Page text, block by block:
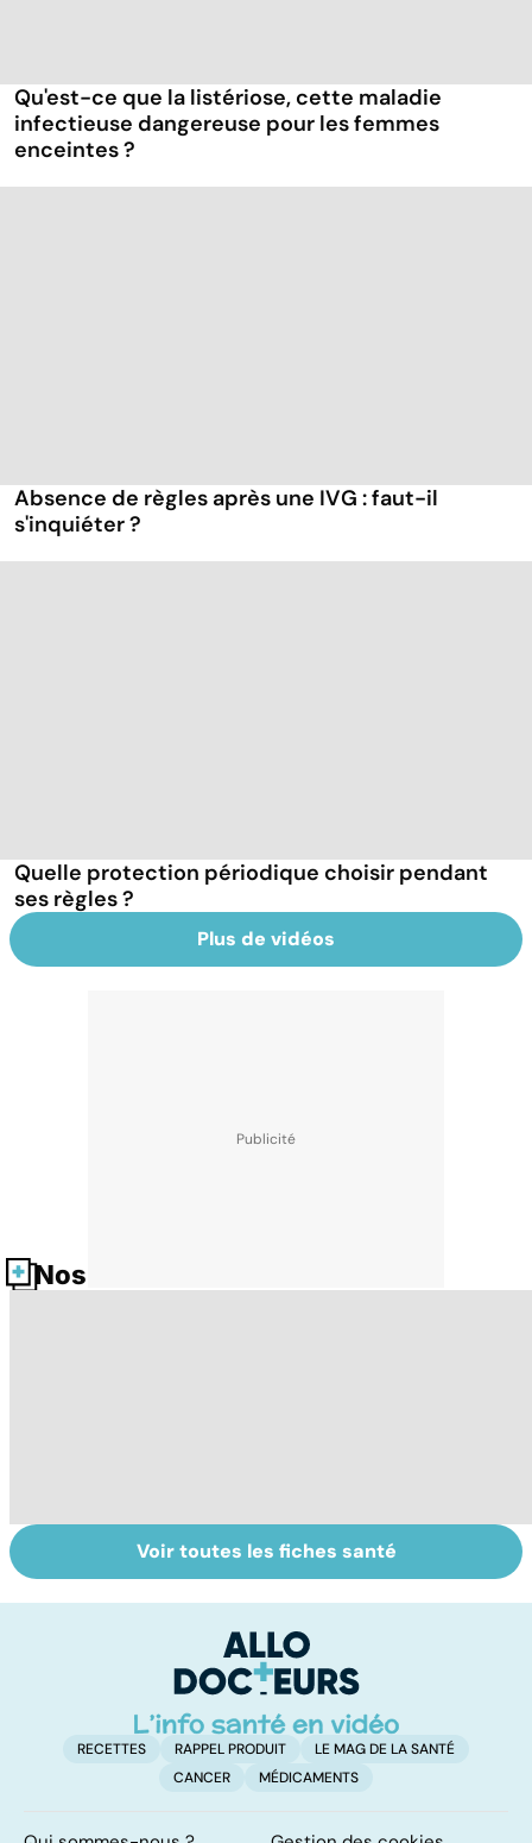
Qu'est-ce que la listériose, cette maladie
infectieuse dangereuse pour les femmes
enceintes ?
Absence de règles après une IVG : faut-il
s'inquiéter ?
Quelle protection périodique choisir pendant
ses règles ?
Plus de vidéos
Nos fiches santé
L'avortement :
quels délais,
La tuberculose
pulmonaire
Voir toutes les fiches santé
RECETTES RAPPEL PRODUIT
LE MAG DE LA SANTÉ
CANCER
MÉDICAMENTS